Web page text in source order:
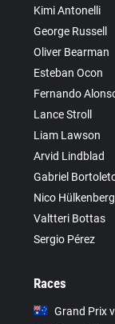
Kimi Antonelli
George Russell
Oliver Bearman
Esteban Ocon
Fernando
Lance Stroll
Liam Lawson
Arvid Lindblad
Gabriel
Nico Hülkenberg
Valtteri Bottas
Sergio Pérez
Races
Grand Prix